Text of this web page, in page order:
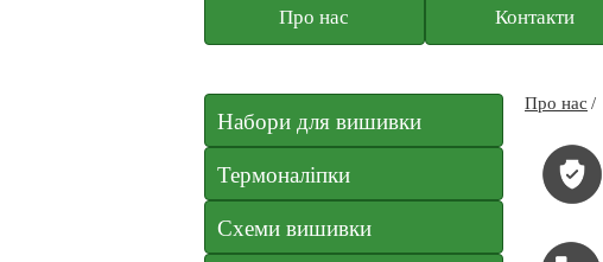
Про нас Контакти
Набори для вишивки
Термоналіпки
Схеми вишивки
Про нас